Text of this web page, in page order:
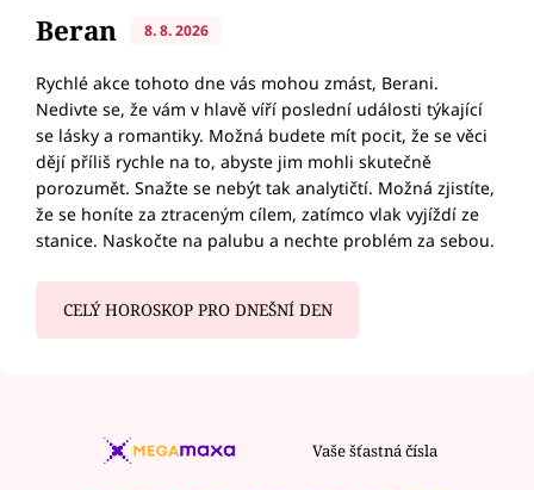
Beran 8. 8. 2026
Rychlé akce tohoto dne vás mohou zmást, Berani.
Nedivte se, že vám v hlavě víří poslední události týkající
se lásky a romantiky. Možná budete mít pocit, že se věci
dějí příliš rychle na to, abyste jim mohli skutečně
porozumět. Snažte se nebýt tak analytičtí. Možná zjistíte,
že se honíte za ztraceným cílem, zatímco vlak vyjíždí ze
stanice. Naskočte na palubu a nechte problém za sebou.
CELÝ HOROSKOP PRO DNEŠNÍ DEN
Vaše šťastná čísla